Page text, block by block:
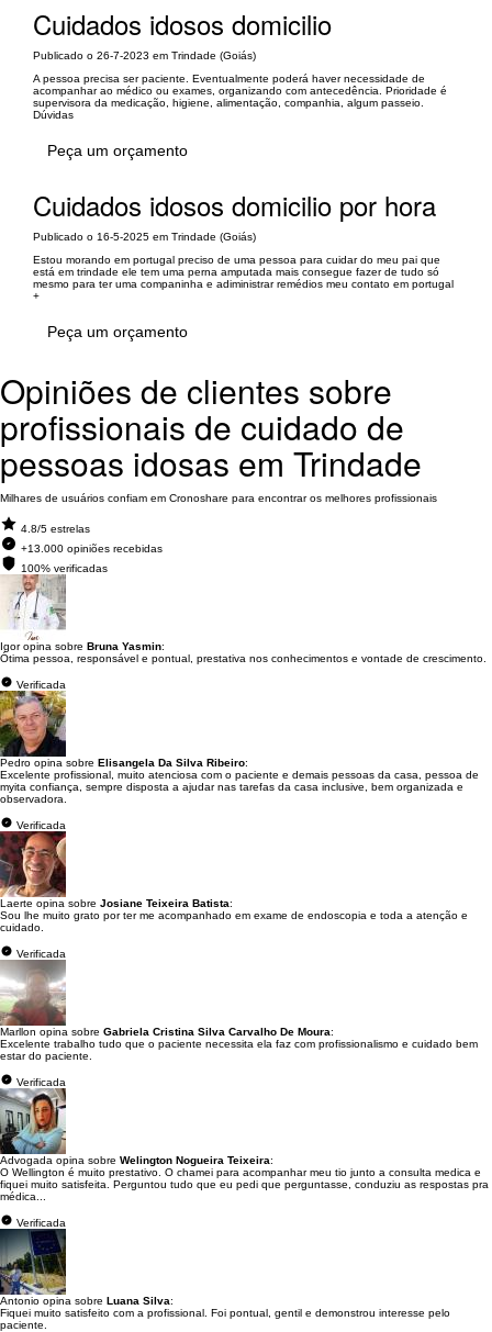
Cuidados idosos domicilio
Publicado o 26-7-2023 em Trindade (Goiás)
A pessoa precisa ser paciente. Eventualmente poderá haver necessidade de
acompanhar ao médico ou exames, organizando com antecedência. Prioridade é
supervisora da medicação, higiene, alimentação, companhia, algum passeio.
Dúvidas
Peça um orçamento
Cuidados idosos domicilio por hora
Publicado o 16-5-2025 em Trindade (Goiás)
Estou morando em portugal preciso de uma pessoa para cuidar do meu pai que
está em trindade ele tem uma perna amputada mais consegue fazer de tudo só
mesmo para ter uma companinha e adiministrar remédios meu contato em portugal
+
Peça um orçamento
Opiniões de clientes sobre
profissionais de cuidado de
pessoas idosas em Trindade
Milhares de usuários confiam em Cronoshare para encontrar os melhores profissionais
4.8/5 estrelas
+13.000 opiniões recebidas
100% verificadas
Igor opina sobre Bruna Yasmin:
Ótima pessoa, responsável e pontual, prestativa nos conhecimentos e vontade de crescimento.
Verificada
Pedro opina sobre Elisangela Da Silva Ribeiro:
Excelente profissional, muito atenciosa com o paciente e demais pessoas da casa, pessoa de
myita confiança, sempre disposta a ajudar nas tarefas da casa inclusive, bem organizada e
observadora.
Verificada
Laerte opina sobre Josiane Teixeira Batista:
Sou lhe muito grato por ter me acompanhado em exame de endoscopia e toda a atenção e
cuidado.
Verificada
Marllon opina sobre Gabriela Cristina Silva Carvalho De Moura:
Excelente trabalho tudo que o paciente necessita ela faz com profissionalismo e cuidado bem
estar do paciente.
Verificada
Advogada opina sobre Welington Nogueira Teixeira:
O Wellington é muito prestativo. O chamei para acompanhar meu tio junto a consulta medica e
fiquei muito satisfeita. Perguntou tudo que eu pedi que perguntasse, conduziu as respostas pra
médica...
Verificada
Antonio opina sobre Luana Silva:
Fiquei muito satisfeito com a profissional. Foi pontual, gentil e demonstrou interesse pelo
paciente.